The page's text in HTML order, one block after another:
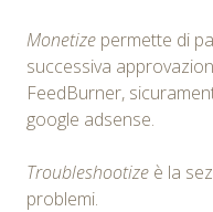
Monetize permette di
successiva
FeedBurner,
google adsense.
Troubleshootize è la
problemi.